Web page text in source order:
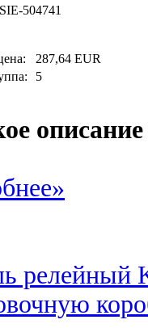
SIE-504741
287,64 EUR
5
описание
релейный